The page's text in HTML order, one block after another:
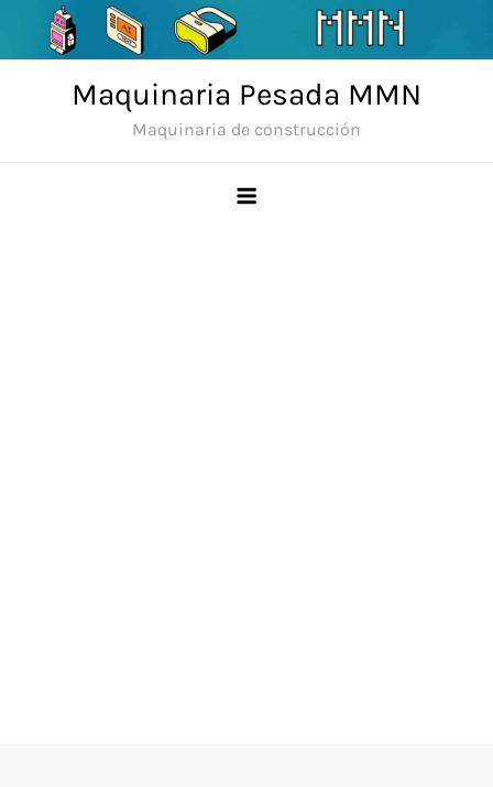
Maquinaria Pesada MMN
Maquinaria de construcción